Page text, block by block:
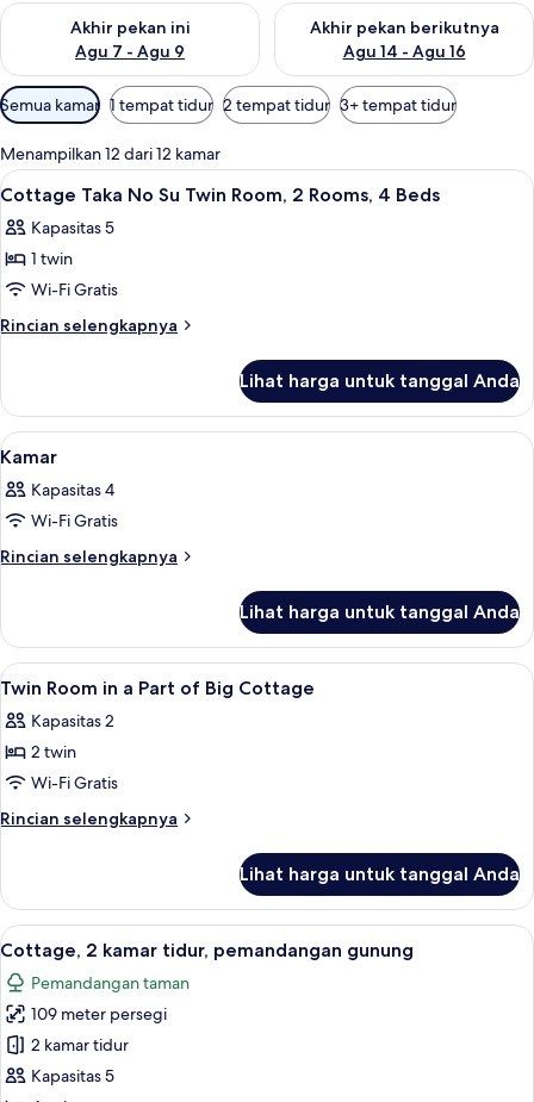
Akhir pekan ini
Agu 7 - Agu 9
Periksa ketersediaan untuk akhir pekan ini Agu 7 - Agu 9
Akhir pekan berikutnya
Agu 14 - Agu 16
Periksa ketersediaan untuk
Filter
tersedia
untuk
kamar
Semua kamar 1 tempat tidur 2 tempat tidur 3+ tempat tidur
Menampilkan 12 dari 12 kamar
Lihat
semua
foto
untuk
Cottage
Taka
Twin
Room,
2
Rooms,
4
2 kamar tidur, seprai premium,
1
Cottage Taka No Su Twin Room, 2 Rooms, 4 Beds
Kapasitas 5
1 twin
Wi-Fi Gratis
Rincian selengkapnya
Rincian
Cottage
Taka
No
Twin
Room,
Rooms,
Lihat harga untuk tanggal Anda
Lihat
semua
foto
untuk
Kamar
2 kamar tidur, seprai premium,
1
Kamar
Kapasitas 4
Wi-Fi Gratis
Rincian selengkapnya
Rincian
Kamar
Lihat harga untuk tanggal Anda
Lihat
semua
foto
untuk
Twin
Room
Part
of
Big
Cottage
2 kamar tidur, seprai premium,
1
Twin Room in a Part of Big Cottage
Kapasitas 2
2 twin
Wi-Fi Gratis
Rincian selengkapnya
Rincian
Twin
Room
in
Part
of
Big
Cottage
Lihat harga untuk tanggal Anda
Lihat
semua
foto
untuk
Cottage,
2
2 kamar tidur, seprai premium,
15
Cottage, 2 kamar tidur, pemandangan gunung
Pemandangan taman
109 meter persegi
2 kamar tidur
Kapasitas 5